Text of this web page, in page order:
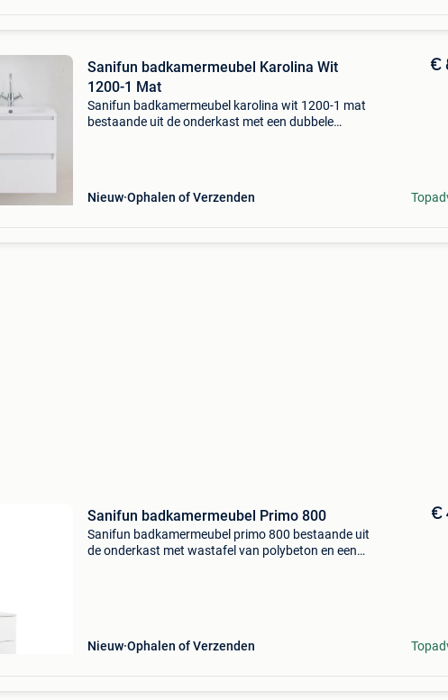
Sanifun badkamermeubel Karolina Wit
1200-1 Mat
Sanifun badkamermeubel karolina wit 1200-1 mat
bestaande uit de onderkast met een dubbele
Nieuw Ophalen of Verzenden
€
Sanifun badkamermeubel Primo 800
Sanifun badkamermeubel primo 800 bestaande uit
de onderkast met wastafel van polybeton en een
Nieuw Ophalen of Verzenden
€